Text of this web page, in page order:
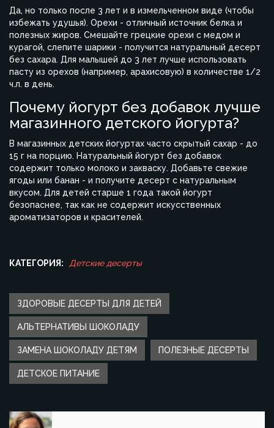
Да, но только после 3 лет и в измельченном виде (чтобы
избежать удушья). Орехи - отличный источник белка и
полезных жиров. Смешайте грецкие орехи с медом и
курагой, слепите шарики - получится натуральный десерт
без сахара. Для малышей до 3 лет лучше использовать
пасту из орехов (например, арахисовую) в количестве 1/2
ч.л. в день.
Почему йогурт без добавок лучше
магазинного детского йогурта?
В магазинных детских йогуртах часто скрытый сахар - до
15 г на порцию. Натуральный йогурт без добавок
содержит только молоко и закваску. Добавьте свежие
ягоды или банан - и получите десерт с натуральным
вкусом. Для детей старше 1 года такой йогурт
безопаснее, так как не содержит искусственных
ароматизаторов и красителей.
КАТЕГОРИЯ: Детские десерты
ЗДОРОВЫЕ ДЕСЕРТЫ ДЛЯ ДЕТЕЙ
АЛЬТЕРНАТИВЫ ШОКОЛАДУ
ЗАМЕНА ШОКОЛАДУ ДЕТЯМ ПОЛЕЗНЫЕ ДЕСЕРТЫ
ДЕТСКОЕ ПИТАНИЕ